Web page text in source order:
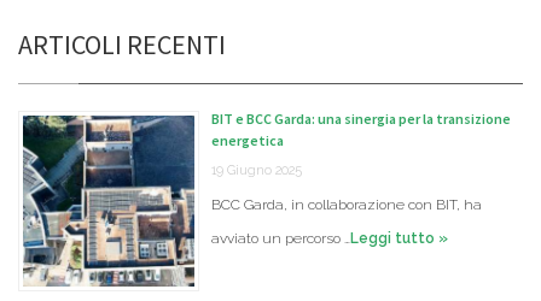
ARTICOLI RECENTI
BIT e BCC Garda: una sinergia per la transizione
energetica
19 Giugno 2025
BCC Garda, in collaborazione con BIT, ha
avviato un percorso … Leggi tutto »